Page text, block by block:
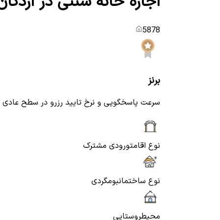
5878
برنز
سرعت پاسخگویی و نرخ تایید رزرو در سطح عادی
نوع اقامتورودی مشترک
نوع ساختمانبومگردی
محیطروستایی